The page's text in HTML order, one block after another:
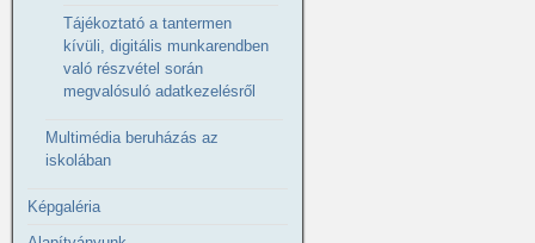
Tájékoztató a tantermen
kívüli, digitális munkarendben
való részvétel során
megvalósuló adatkezelésről
Multimédia beruházás az
iskolában
Képgaléria